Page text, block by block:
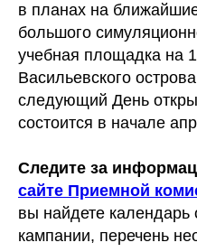
в планах на
большого
учебная площадка на
Васильевского
следующий День
состоится в начале
Следите за
сайте Приемной
вы найдете
кампании, перечень